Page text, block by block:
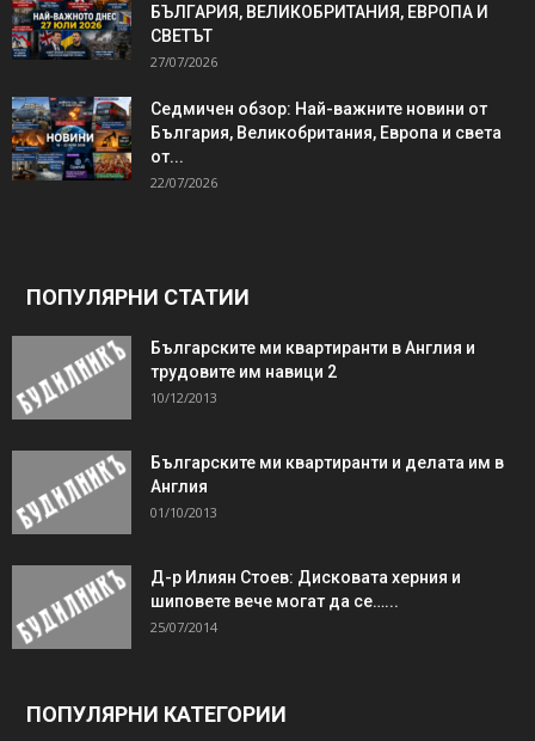
БЪЛГАРИЯ, ВЕЛИКОБРИТАНИЯ, ЕВРОПА И
СВЕТЪТ
27/07/2026
Седмичен обзор: Най-важните новини от
България, Великобритания, Европа и света
от...
22/07/2026
ПОПУЛЯРНИ СТАТИИ
Българските ми квартиранти в Англия и
трудовите им навици 2
10/12/2013
Българските ми квартиранти и делата им в
Англия
01/10/2013
Д-р Илиян Стоев: Дисковата херния и
шиповете вече могат да се…...
25/07/2014
ПОПУЛЯРНИ КАТЕГОРИИ